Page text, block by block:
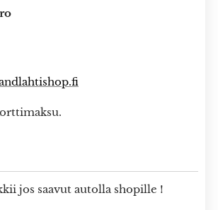
jos saavut autolla shopille !